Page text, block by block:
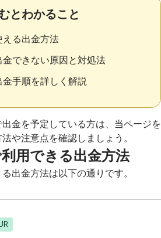
とわかること
える出金方法
できない原因と対処法
手順を詳しく解説
金を予定している方は、当ページを
や注意点を確認しましょう。
用できる出金方法
出金方法は以下の通りです。